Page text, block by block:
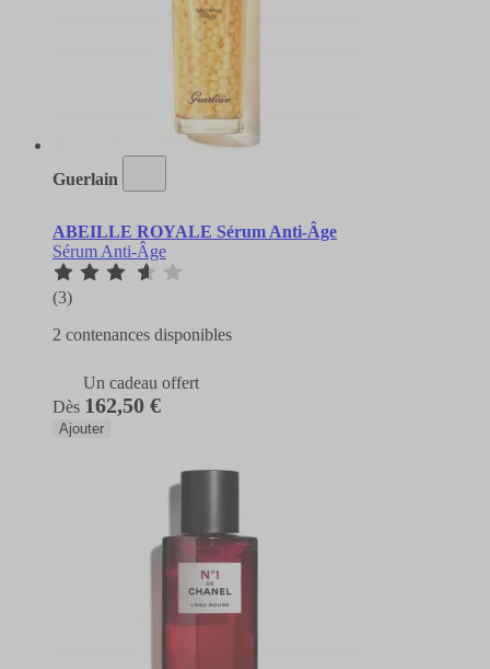
Guerlain
ABEILLE ROYALE Sérum Anti-Âge
Sérum Anti-Âge
(3)
2 contenances disponibles
Un cadeau offert
Dès 162,50 €
Ajouter